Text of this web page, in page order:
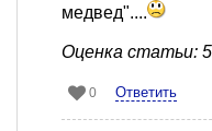
медвед"....
Оценка статьи: 5
0 Ответить